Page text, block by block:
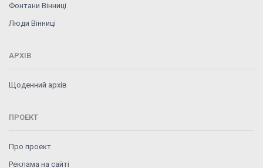
Фонтани Вінниці
Люди Вінниці
АРХІВ
Щоденний архів
ПРОЕКТ
Про проект
Реклама на сайті